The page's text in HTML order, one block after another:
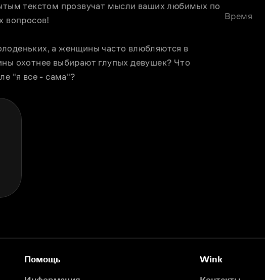
текстом прозвучат мысли ваших любимых по
вопросов!
а женщины часто влюбляются в
охотнее выбирают глупых девушек? Что
"я все - сама"?
Время
Помощь Wink